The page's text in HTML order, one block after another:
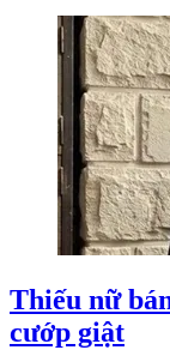
Thiếu nữ
cướp giật